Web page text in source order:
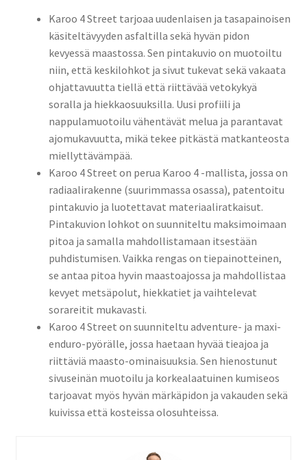
Karoo 4 Street tarjoaa uudenlaisen ja tasapainoisen
käsiteltävyyden asfaltilla sekä hyvän pidon
kevyessä maastossa. Sen pintakuvio on muotoiltu
niin, että keskilohkot ja sivut tukevat sekä vakaata
ohjattavuutta tiellä että riittävää vetokykyä
soralla ja hiekkaosuuksilla. Uusi profiili ja
nappulamuotoilu vähentävät melua ja parantavat
ajomukavuutta, mikä tekee pitkästä matkanteosta
miellyttävämpää.
Karoo 4 Street on perua Karoo 4 -mallista, jossa on
radiaalirakenne (suurimmassa osassa), patentoitu
pintakuvio ja luotettavat materiaaliratkaisut.
Pintakuvion lohkot on suunniteltu maksimoimaan
pitoa ja samalla mahdollistamaan itsestään
puhdistumisen. Vaikka rengas on tiepainotteinen,
se antaa pitoa hyvin maastoajossa ja mahdollistaa
kevyet metsäpolut, hiekkatiet ja vaihtelevat
sorareitit mukavasti.
Karoo 4 Street on suunniteltu adventure- ja maxi-
enduro-pyörälle, jossa haetaan hyvää tieajoa ja
riittäviä maasto-ominaisuuksia. Sen hienostunut
sivuseinän muotoilu ja korkealaatuinen kumiseos
tarjoavat myös hyvän märkäpidon ja vakauden sekä
kuivissa että kosteissa olosuhteissa.